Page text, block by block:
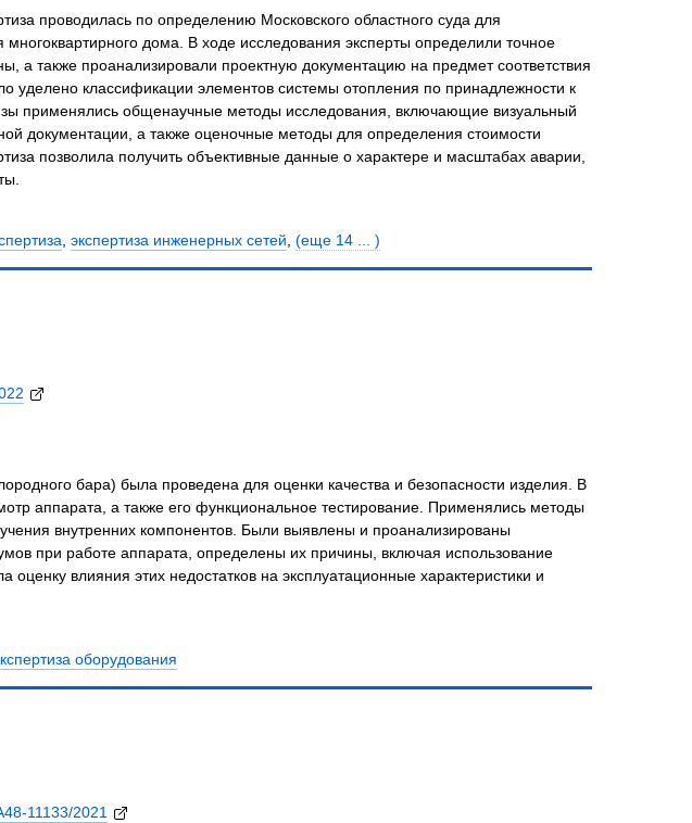
проводилась по определению Московского областного суда для
дома. В ходе исследования эксперты определили точное
а также проанализировали проектную документацию на предмет соответствия
уделено классификации элементов системы отопления по принадлежности к
применялись общенаучные методы исследования, включающие визуальный
документации, а также оценочные методы для определения стоимости
позволила получить объективные данные о характере и масштабах аварии,
, экспертиза инженерных сетей, (еще 14 ... )
РАЙОНА
кислородного аппарата (кислородного бара) была проведена для оценки
эксперты осуществили всесторонний визуальный и внутренний осмотр
методы динамического и статического контроля, включая разборку
Были выявлены и проанализированы заявленные истцом дефекты,
шумов при работе аппарата, определены их причины, включая использование
Экспертиза также включала оценку влияния этих недостатков на
техническая экспертиза,экспертиза оборудования